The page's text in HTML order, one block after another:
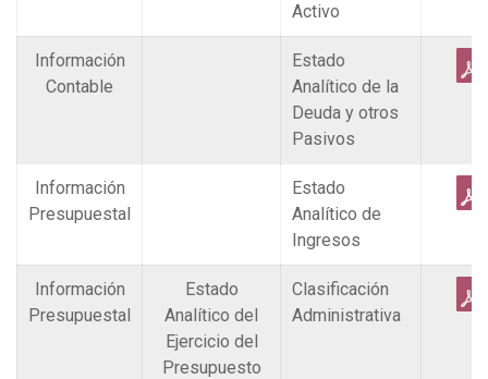
Activo
Información
Contable
Estado
Analítico de la
Deuda y otros
Pasivos
Información
Presupuestal
Estado
Analítico de
Ingresos
Información
Presupuestal
Estado
Analítico del
Ejercicio del
Presupuesto
Clasificación
Administrativa